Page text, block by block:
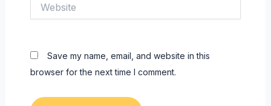
Save my name, email, and website in this
browser for the next time I comment.